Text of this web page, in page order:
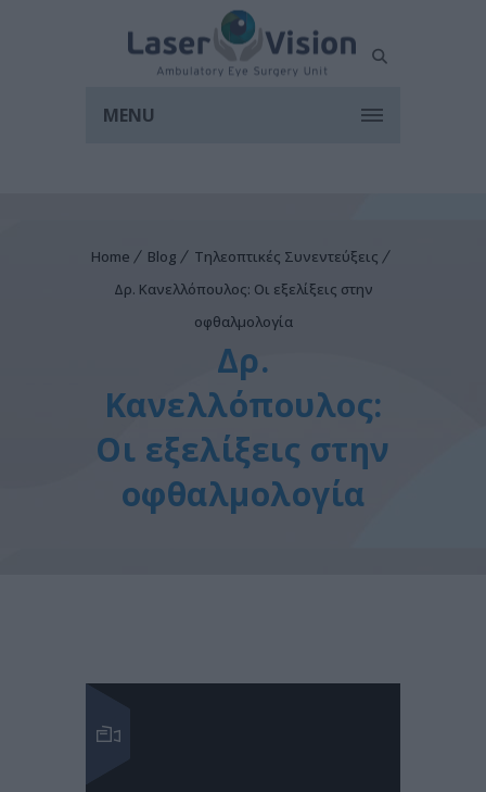
MENU
Home Blog
Τηλεοπτικές Συνεντεύξεις
Δρ. Κανελλόπουλος: Οι εξελίξεις στην
οφθαλμολογία
Δρ.
Κανελλόπουλος:
Οι εξελίξεις στην
οφθαλμολογία